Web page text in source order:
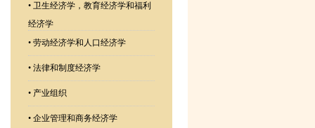
• 卫生经济学，教育经济学和福利
经济学
• 劳动经济学和人口经济学
• 法律和制度经济学
• 产业组织
• 企业管理和商务经济学